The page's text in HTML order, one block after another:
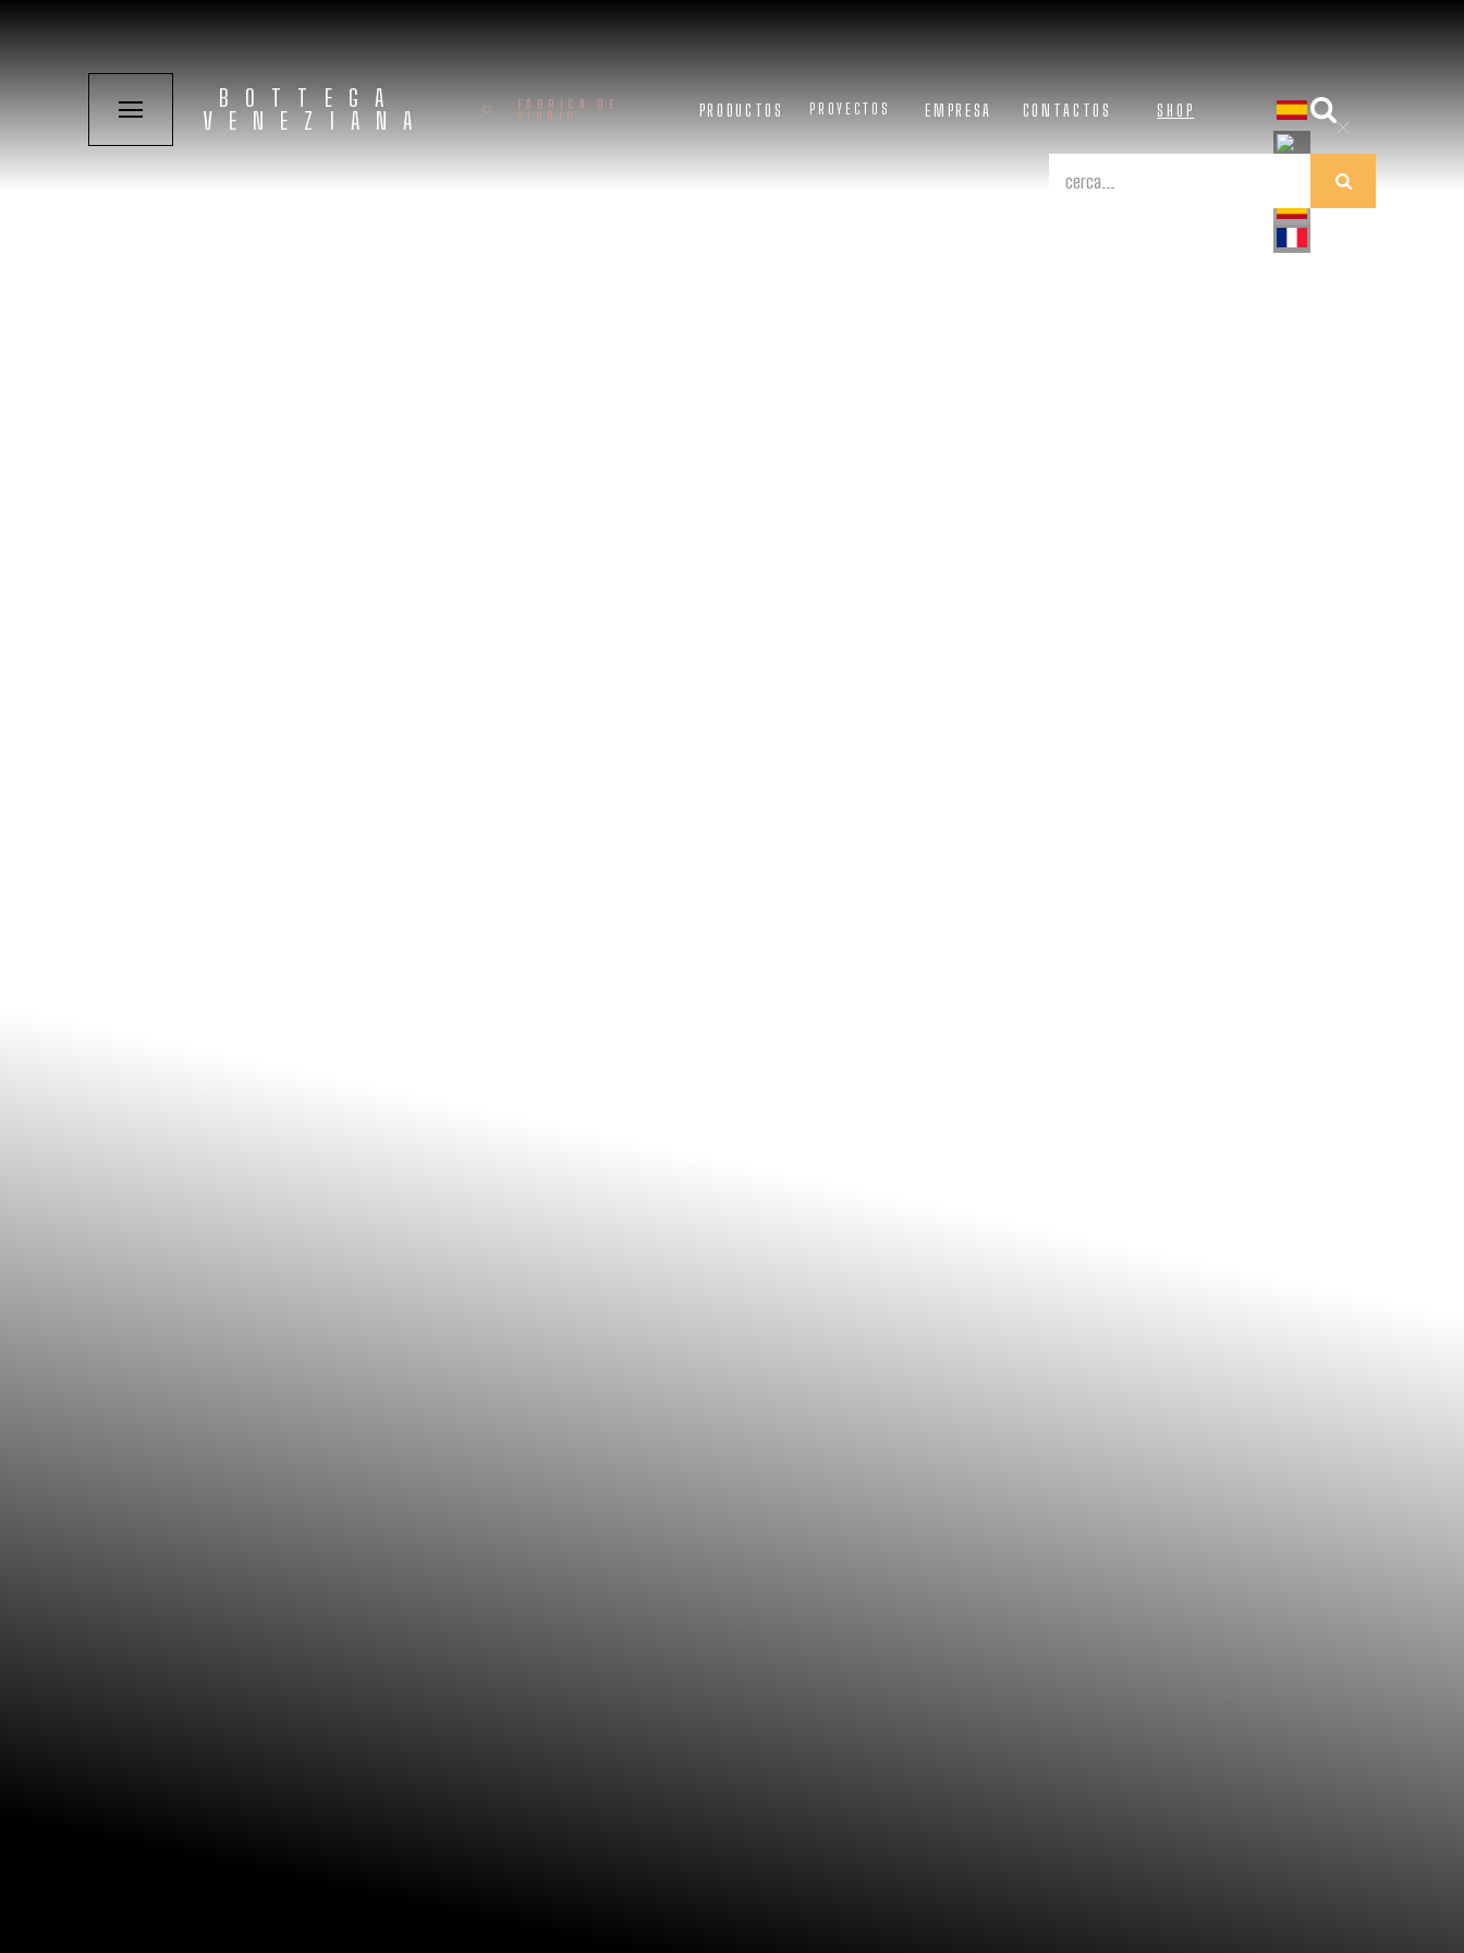
BOTTEGA
VENEZIANA
FÁBRICA DE
VIDRIO
PRODUCTOS PROYECTOS EMPRESA CONTACTOS SHOP